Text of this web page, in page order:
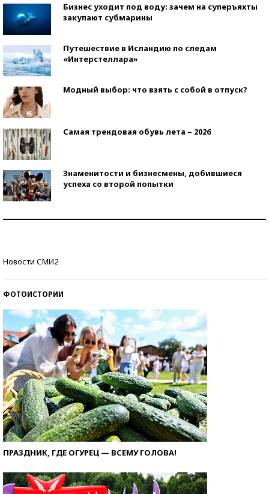
Бизнес уходит под воду: зачем на суперъяхты
закупают субмарины
Путешествие в Исландию по следам
«Интерстеллара»
Модный выбор: что взять с собой в отпуск?
Самая трендовая обувь лета – 2026
Знаменитости и бизнесмены, добившиеся
успеха со второй попытки
Новости СМИ2
ФОТОИСТОРИИ
ПРАЗДНИК, ГДЕ ОГУРЕЦ — ВСЕМУ ГОЛОВА!